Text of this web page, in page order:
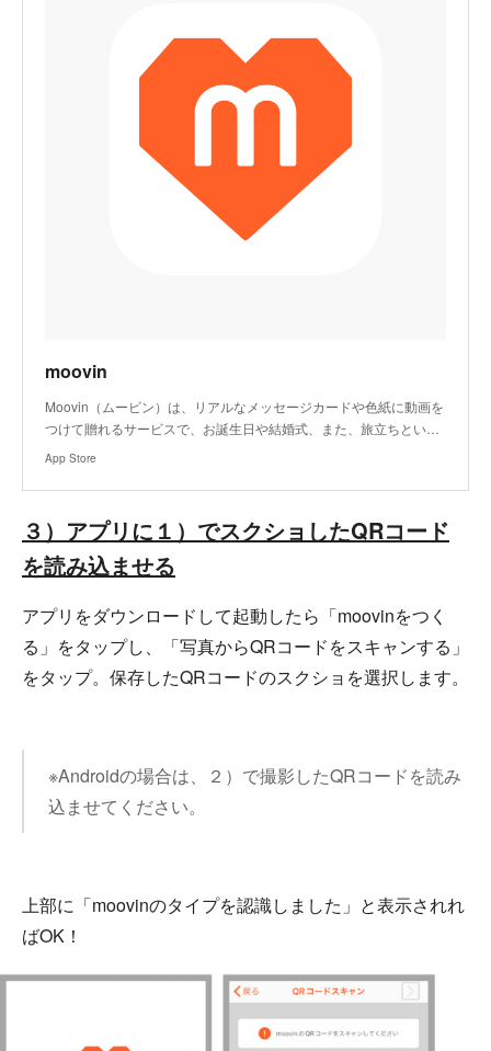
‎moovin
‎Moovin（ムービン）は、リアルなメッセージカードや色紙に動画を
つけて贈れるサービスで、お誕生日や結婚式、また、旅立ちとい…
App Store
３）アプリに１）でスクショしたQRコード
を読み込ませる
アプリをダウンロードして起動したら「moovinをつく
る」をタップし、「写真からQRコードをスキャンする」
をタップ。保存したQRコードのスクショを選択します。
※Androidの場合は、２）で撮影したQRコードを読み
込ませてください。
上部に「moovinのタイプを認識しました」と表示されれ
ばOK！